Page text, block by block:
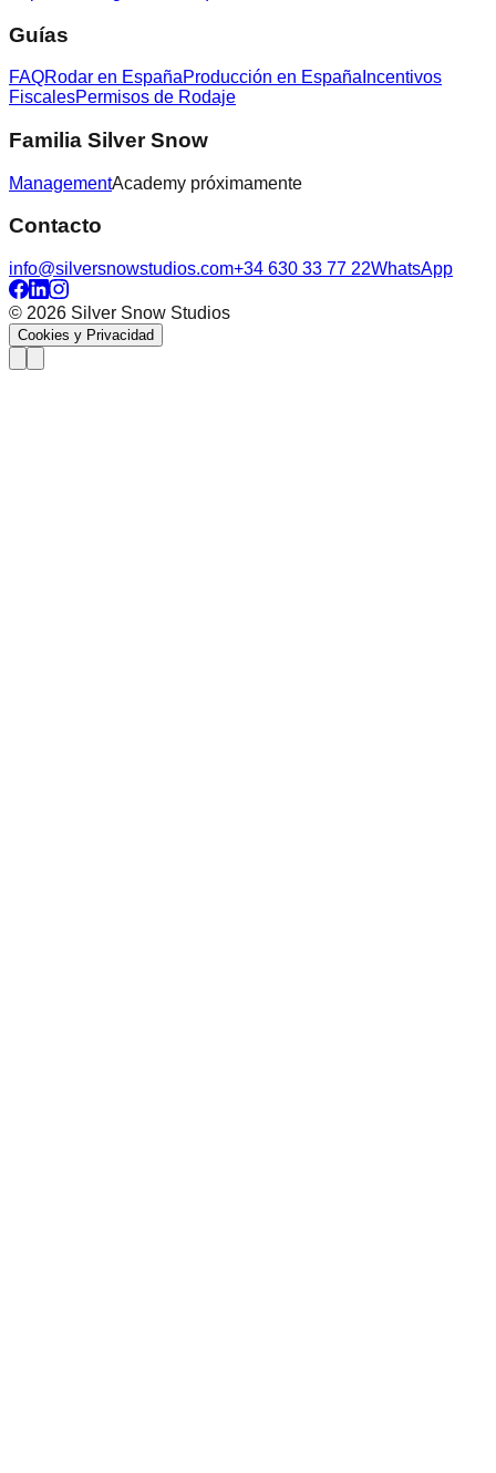
Guías
FAQRodar en EspañaProducción en España Incentivos
FiscalesPermisos de Rodaje
Familia Silver Snow
ManagementAcademy próximamente
Contacto
info@silversnowstudios.com+34 630 33 77 22WhatsApp
© 2026 Silver Snow Studios
Cookies y Privacidad